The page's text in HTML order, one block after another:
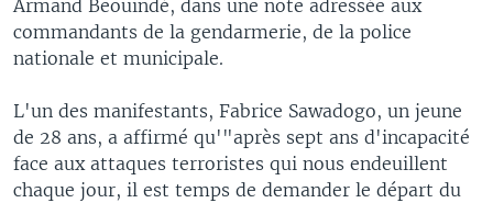
Armand Beouindé, dans une note adressée aux
commandants de la gendarmerie, de la police
nationale et municipale.
L'un des manifestants, Fabrice Sawadogo, un jeune
de 28 ans, a affirmé qu'"après sept ans d'incapacité
face aux attaques terroristes qui nous endeuillent
chaque jour, il est temps de demander le départ du